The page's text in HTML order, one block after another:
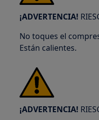
¡ADVERTENCIA!
No toques el
Están calientes.
¡ADVERTENCIA!